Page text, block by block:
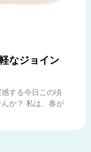
なジョイン
する今日この頃
か？ 私は、春が